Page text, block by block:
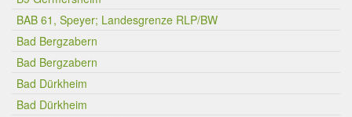
BAB 61, Speyer; Landesgrenze RLP/BW
Bad Bergzabern
Bad Bergzabern
Bad Dürkheim
Bad Dürkheim